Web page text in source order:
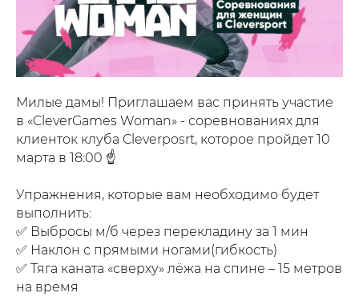
Милые дамы! Приглашаем вас принять участие
в «CleverGames Woman» - соревнованиях для
клиенток клуба Cleverposrt, которое пройдет 10
марта в 18:00 ☝️
Упражнения, которые вам необходимо будет
выполнить:
✅ Выбросы м/б через перекладину за 1 мин
✅ Наклон с прямыми ногами(гибкость)
✅ Тяга каната «сверху» лёжа на спине – 15 метров
на время